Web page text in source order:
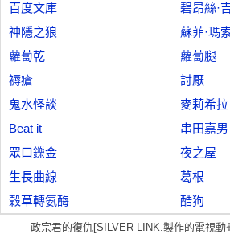
百度文庫
碧昂絲·
神隱之狼
蘇菲·瑪
蘿蔔乾
蘿蔔腿
褥瘡
討厭
鬼水怪談
麥莉希拉
Beat it
串田嘉男
眾口鑠金
夜之屋
生長曲線
葛根
穀草轉氨酶
酷狗
政宗君的復仇[SILVER LINK.製作的電視動